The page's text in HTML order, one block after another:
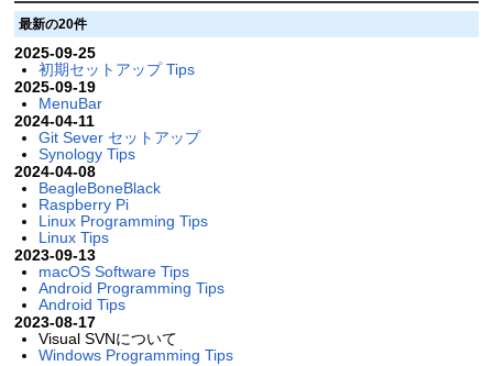
最新の20件
2025-09-25
初期セットアップ Tips
2025-09-19
MenuBar
2024-04-11
Git Sever セットアップ
Synology Tips
2024-04-08
BeagleBoneBlack
Raspberry Pi
Linux Programming Tips
Linux Tips
2023-09-13
macOS Software Tips
Android Programming Tips
Android Tips
2023-08-17
Visual SVNについて
Windows Programming Tips